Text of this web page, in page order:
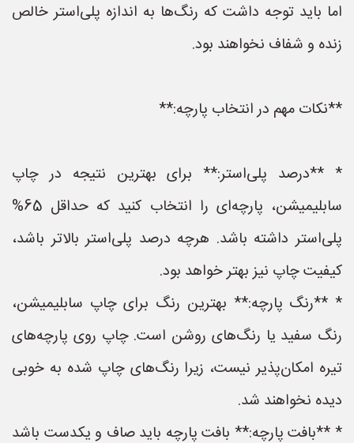
اما باید توجه داشت که رنگ‌ها به اندازه پلی‌استر خالص
زنده و شفاف نخواهند بود.
**نکات مهم در انتخاب پارچه:**
* **درصد پلی‌استر:** برای بهترین نتیجه در چاپ
سابلیمیشن، پارچه‌ای را انتخاب کنید که حداقل 65%
پلی‌استر داشته باشد. هرچه درصد پلی‌استر بالاتر باشد،
کیفیت چاپ نیز بهتر خواهد بود.
* **رنگ پارچه:** بهترین رنگ برای چاپ سابلیمیشن،
رنگ سفید یا رنگ‌های روشن است. چاپ روی پارچه‌های
تیره امکان‌پذیر نیست، زیرا رنگ‌های چاپ شده به خوبی
دیده نخواهند شد.
* **بافت پارچه:** بافت پارچه باید صاف و یکدست باشد